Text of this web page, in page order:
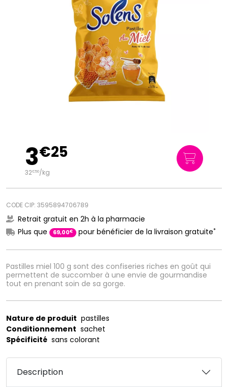
Pastilles miel 100 g sont des confiseries riches en goût qui
permettent de succomber à une envie de gourmandise
tout en prenant soin de sa gorge.
3€25
32€50/kg
CODE CIP: 3595894706789
Retrait gratuit en 2h à la pharmacie
Plus que
69,00€ pour bénéficier de la livraison gratuite*
Nature de produit pastilles
Conditionnement sachet
Spécificité sans colorant
Description